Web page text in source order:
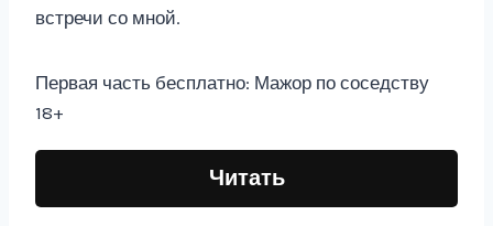
встречи со мной.
Первая часть бесплатно: Мажор по соседству
18+
Читать